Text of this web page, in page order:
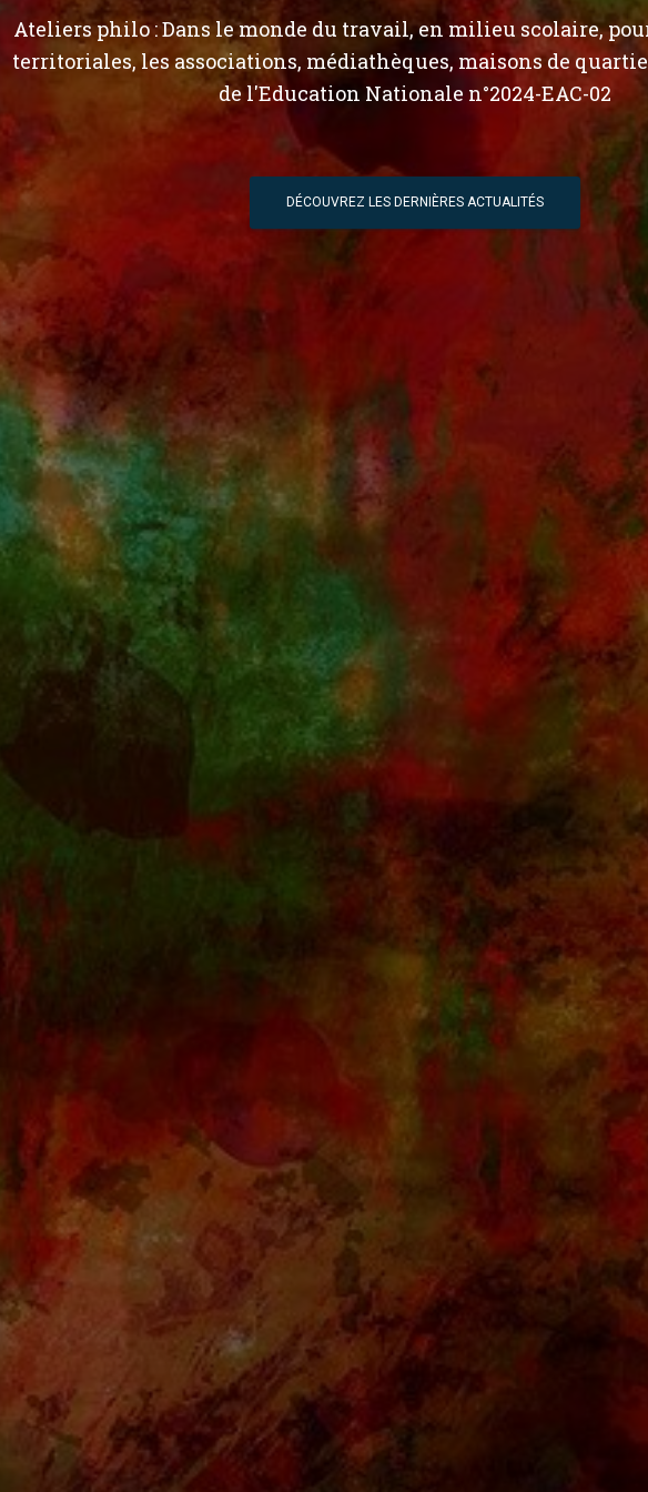
Ateliers philo : Dans le monde du travail, en milieu scolaire,
territoriales, les associations, médiathèques, maisons de
de l'Education Nationale n°2024-EAC-02
DÉCOUVREZ LES DERNIÈRES ACTUALITÉS